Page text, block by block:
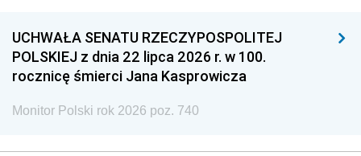
UCHWAŁA SENATU RZECZYPOSPOLITEJ
POLSKIEJ z dnia 22 lipca 2026 r. w 100.
rocznicę śmierci Jana Kasprowicza
Monitor Polski rok 2026 poz. 740